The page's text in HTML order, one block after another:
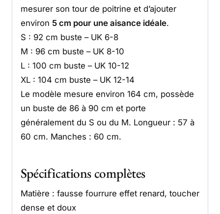
mesurer son tour de poitrine et d’ajouter
environ 5 cm pour une aisance idéale.
S : 92 cm buste – UK 6-8
M : 96 cm buste – UK 8-10
L : 100 cm buste – UK 10-12
XL : 104 cm buste – UK 12-14
Le modèle mesure environ 164 cm, possède
un buste de 86 à 90 cm et porte
généralement du S ou du M. Longueur : 57 à
60 cm. Manches : 60 cm.
Spécifications complètes
Matière : fausse fourrure effet renard, toucher
dense et doux